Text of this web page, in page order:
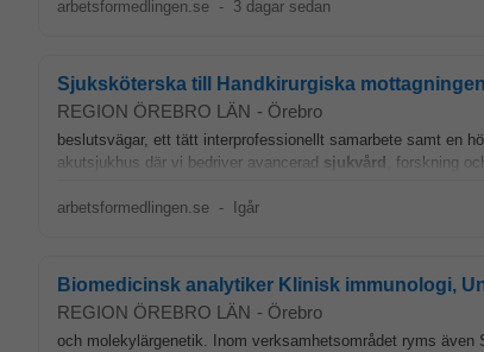
arbetsformedlingen.se - 3 dagar sedan
Sjuksköterska till Handkirurgiska
REGION ÖREBRO LÄN - Örebro
beslutsvägar, ett tätt interprofessionellt samarbete samt en
akutsjukhus där vi bedriver avancerad sjukvård , forskning
arbetsformedlingen.se - Igår
Biomedicinsk analytiker Klinisk immunologi,
REGION ÖREBRO LÄN - Örebro
och molekylärgenetik. Inom verksamhetsområdet ryms